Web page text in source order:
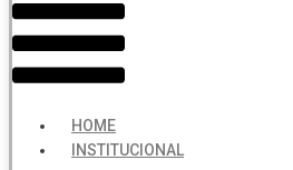
HOME
INSTITUCIONAL